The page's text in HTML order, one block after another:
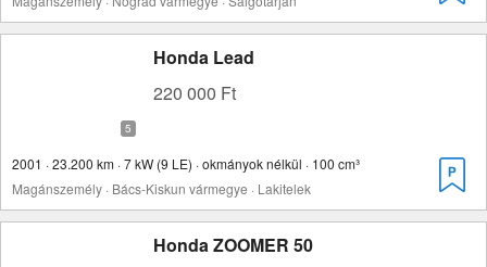
Honda Lead
220 000 Ft
2001 · 23.200 km · 7 kW (9 LE) · okmányok nélkül · 100 cm³
Magánszemély · Bács-Kiskun vármegye · Lakitelek
Honda ZOOMER 50